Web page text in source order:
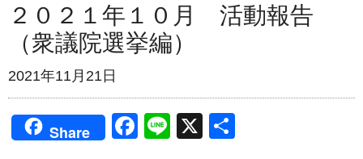
２０２１年１０月 活動報告
（衆議院選挙編）
2021年11月21日
Share
F
Li
X